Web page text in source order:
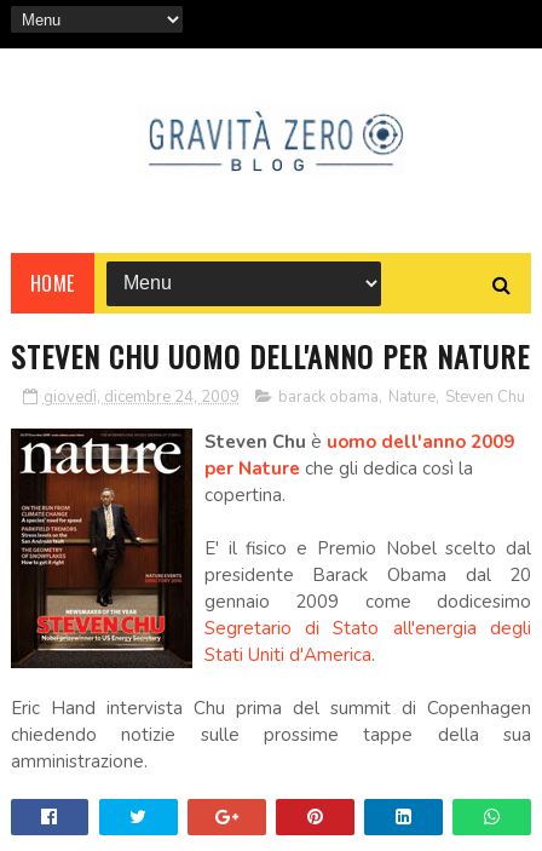
HOME
STEVEN CHU UOMO DELL'ANNO PER NATURE
giovedì, dicembre 24, 2009 barack obama, Nature, Steven Chu
Steven Chu è uomo dell'anno 2009
per Nature che gli dedica così la
copertina.
E' il fisico e Premio Nobel scelto dal
presidente Barack Obama dal 20
gennaio 2009 come dodicesimo
Segretario di Stato all'energia degli
Stati Uniti d'America.
Eric Hand intervista Chu prima del summit di Copenhagen
chiedendo notizie sulle prossime tappe della sua
amministrazione.